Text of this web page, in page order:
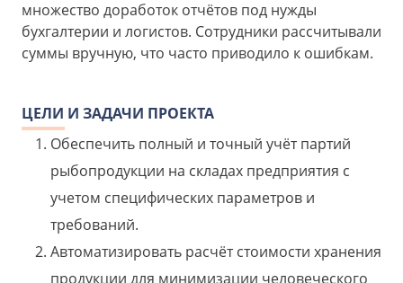
множество доработок отчётов под нужды
бухгалтерии и логистов. Сотрудники рассчитывали
суммы вручную, что часто приводило к ошибкам.
ЦЕЛИ И ЗАДАЧИ ПРОЕКТА
Обеспечить полный и точный учёт партий
рыбопродукции на складах предприятия с
учетом специфических параметров и
требований.
Автоматизировать расчёт стоимости хранения
продукции для минимизации человеческого